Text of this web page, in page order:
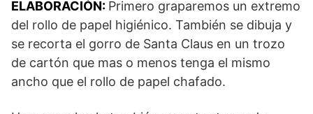
ELABORACIÓN: Primero graparemos un extremo
del rollo de papel higiénico. También se dibuja y
se recorta el gorro de Santa Claus en un trozo
de cartón que mas o menos tenga el mismo
ancho que el rollo de papel chafado.